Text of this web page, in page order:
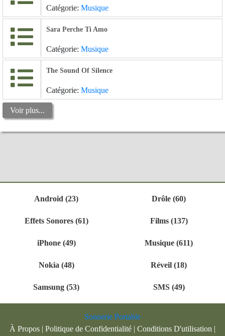
Catégorie: Musique
Sara Perche Ti Amo
Catégorie: Musique
The Sound Of Silence
Catégorie: Musique
Voir plus...
Android (23) Drôle (60)
Effets Sonores (61) Films (137)
iPhone (49) Musique (611)
Nokia (48) Réveil (18)
Samsung (53) SMS (49)
Sonnerie Portable
À Propos | Politique de Confidentialité | Conditions D'utilisation |